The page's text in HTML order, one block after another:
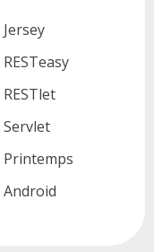
Jersey
RESTeasy
RESTlet
Servlet
Printemps
Android